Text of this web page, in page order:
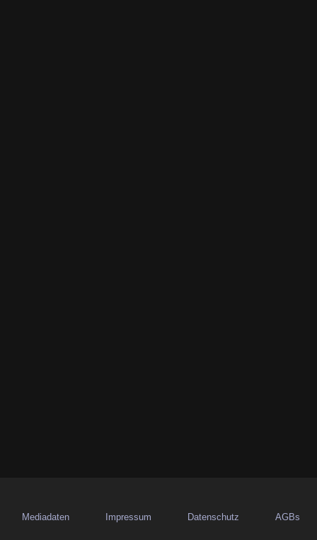
Mediadaten Impressum Datenschutz AGBs